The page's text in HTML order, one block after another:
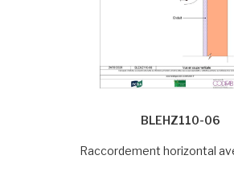
BLEHZ110-06
Raccordement horizontal